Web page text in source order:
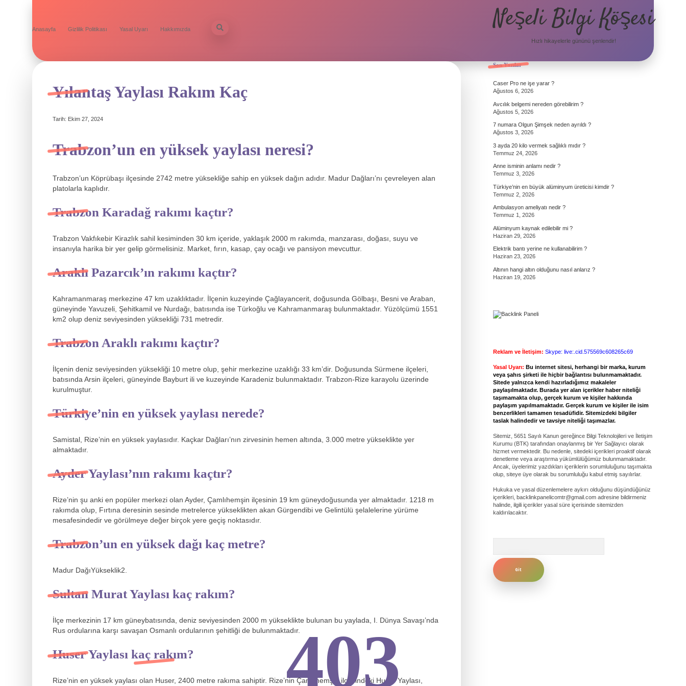
Anasayfa Gizlilik Politikası Yasal Uyarı Hakkımızda Neşeli Bilgi Köşesi
Hızlı hikayelerle gününü şenlendir!
Yılantaş Yaylası Rakım Kaç
Tarih: Ekim 27, 2024
Trabzon’un en yüksek yaylası neresi?
Trabzon’un Köprübaşı ilçesinde 2742 metre yüksekliğe sahip en yüksek dağın adıdır. Madur Dağları’nı çevreleyen alan
platolarla kaplıdır.
Trabzon Karadağ rakımı kaçtır?
Trabzon Vakfıkebir Kirazlık sahil kesiminden 30 km içeride, yaklaşık 2000 m rakımda, manzarası, doğası, suyu ve
insanıyla harika bir yer gelip görmelisiniz. Market, fırın, kasap, çay ocağı ve pansiyon mevcuttur.
Araklı Pazarcık’ın rakımı kaçtır?
Kahramanmaraş merkezine 47 km uzaklıktadır. İlçenin kuzeyinde Çağlayancerit, doğusunda Gölbaşı, Besni ve Araban,
güneyinde Yavuzeli, Şehitkamil ve Nurdağı, batısında ise Türkoğlu ve Kahramanmaraş bulunmaktadır. Yüzölçümü 1551
km2 olup deniz seviyesinden yüksekliği 731 metredir.
Trabzon Araklı rakımı kaçtır?
İlçenin deniz seviyesinden yüksekliği 10 metre olup, şehir merkezine uzaklığı 33 km’dir. Doğusunda Sürmene ilçeleri,
batısında Arsin ilçeleri, güneyinde Bayburt ili ve kuzeyinde Karadeniz bulunmaktadır. Trabzon-Rize karayolu üzerinde
kurulmuştur.
Türkiye’nin en yüksek yaylası nerede?
Samistal, Rize’nin en yüksek yaylasıdır. Kaçkar Dağları’nın zirvesinin hemen altında, 3.000 metre yükseklikte yer
almaktadır.
Ayder Yaylası’nın rakımı kaçtır?
Rize’nin şu anki en popüler merkezi olan Ayder, Çamlıhemşin ilçesinin 19 km güneydoğusunda yer almaktadır. 1218 m
rakımda olup, Fırtına deresinin sesinde metrelerce yükseklikten akan Gürgendibi ve Gelintülü şelalelerine yürüme
mesafesindedir ve görülmeye değer birçok yere geçiş noktasıdır.
Trabzon’un en yüksek dağı kaç metre?
Madur DağıYükseklik2.
Sultan Murat Yaylası kaç rakım?
İlçe merkezinin 17 km güneybatısında, deniz seviyesinden 2000 m yükseklikte bulunan bu yaylada, I. Dünya Savaşı’nda
Rus ordularına karşı savaşan Osmanlı ordularının şehitliği de bulunmaktadır.
Huser Yaylası kaç rakım?
Rize’nin en yüksek yaylası olan Huser, 2400 metre rakıma sahiptir. Rize’nin Çamlıhemşin ilçesindeki Huser Yaylası,
Sidebar
Son Yazılar
Caser Pro ne işe yarar ?
Ağustos 6, 2026
Avcılık belgemi nereden görebilirim ?
Ağustos 5, 2026
7 numara Olgun Şimşek neden ayrıldı ?
Ağustos 3, 2026
3 ayda 20 kilo vermek sağlıklı mıdır ?
Temmuz 24, 2026
Anne isminin anlamı nedir ?
Temmuz 3, 2026
Türkiye’nin en büyük alüminyum üreticisi kimdir ?
Temmuz 2, 2026
Ambulasyon ameliyatı nedir ?
Temmuz 1, 2026
Alüminyum kaynak edilebilir mi ?
Haziran 29, 2026
Elektrik bantı yerine ne kullanabilirim ?
Haziran 23, 2026
Altının hangi altın olduğunu nasıl anlarız ?
Haziran 19, 2026
Reklam ve İletişim: Skype: live:.cid.575569c608265c69
Yasal Uyarı: Bu internet sitesi, herhangi bir marka, kurum
veya şahıs şirketi ile hiçbir bağlantısı bulunmamaktadır.
Sitede yalnızca kendi hazırladığımız makaleler
paylaşılmaktadır. Burada yer alan içerikler haber niteliği
taşımamakta olup, gerçek kurum ve kişiler hakkında
paylaşım yapılmamaktadır. Gerçek kurum ve kişiler ile isim
benzerlikleri tamamen tesadüfidir. Sitemizdeki bilgiler
taslak halindedir ve tavsiye niteliği taşımazlar.
Sitemiz, 5651 Sayılı Kanun gereğince Bilgi Teknolojileri ve İletişim
Kurumu (BTK) tarafından onaylanmış bir Yer Sağlayıcı olarak
hizmet vermektedir. Bu nedenle, sitedeki içerikleri proaktif olarak
denetleme veya araştırma yükümlülüğümüz bulunmamaktadır.
Ancak, üyelerimiz yazdıkları içeriklerin sorumluluğunu taşımakta
olup, siteye üye olarak bu sorumluluğu kabul etmiş sayılırlar.
Hukuka ve yasal düzenlemelere aykırı olduğunu düşündüğünüz
içerikleri, backlinkpanelicomtr@gmail.comadresine bildirmeniz
halinde, ilgili içerikler yasal süre içerisinde sitemizden
kaldırılacaktır.
403